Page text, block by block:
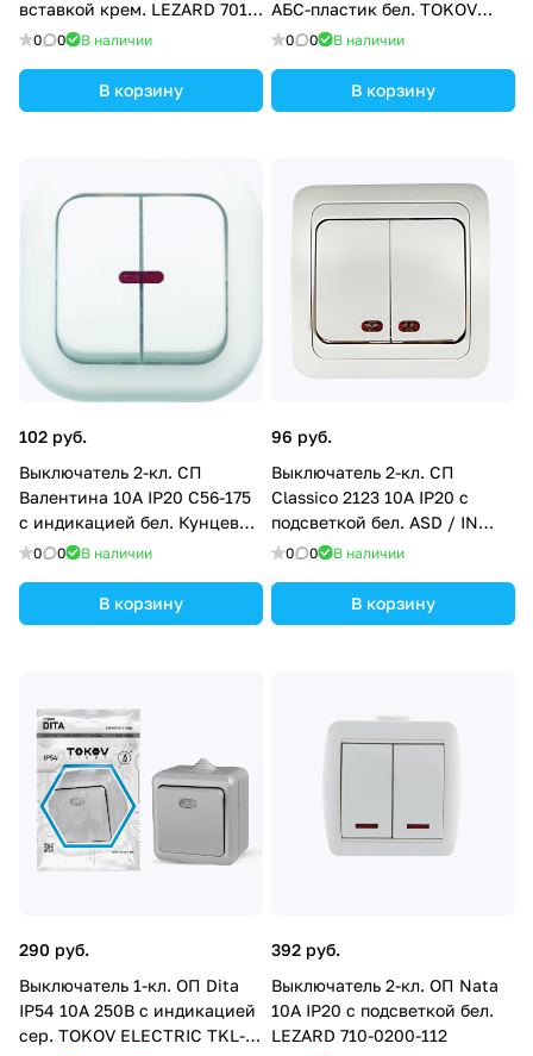
вставкой крем. LEZARD 701-
0303-112
0 0 В наличии
В корзину
АБС-пластик бел. TOKOV
ELECTRIC TKE-FR-V1I-C01
0 0 В наличии
В корзину
102 руб.
Выключатель 2-кл. СП
Валентина 10А IP20 С56-175
с индикацией бел. Кунцево
7649
0 0 В наличии
В корзину
96 руб.
Выключатель 2-кл. СП
Classico 2123 10А IP20 с
подсветкой бел. ASD / IN
HOME 4680005959877
0 0 В наличии
В корзину
290 руб.
Выключатель 1-кл. ОП Dita
IP54 10А 250В с индикацией
сер. TOKOV ELECTRIC TKL-
392 руб.
Выключатель 2-кл. ОП Nata
10А IP20 с подсветкой бел.
LEZARD 710-0200-112